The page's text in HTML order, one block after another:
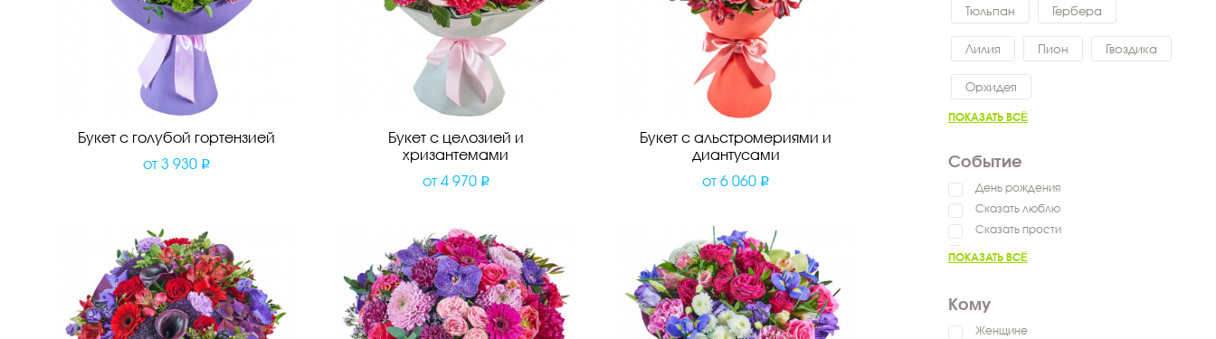
Букет с голубой гортензией
от 3 930
Букет с целозией и
хризантемами
от 4 970
Букет с альстромериями и
диантусами
от 6 060
Тюльпан Гербера
Лилия Пион Гвоздика
Орхидея
ПОКАЗАТЬ ВСЁ
Событие
День рождения
Сказать люблю
Сказать прости
Выздоравливай
ПОКАЗАТЬ ВСЁ
Кому
Женщине